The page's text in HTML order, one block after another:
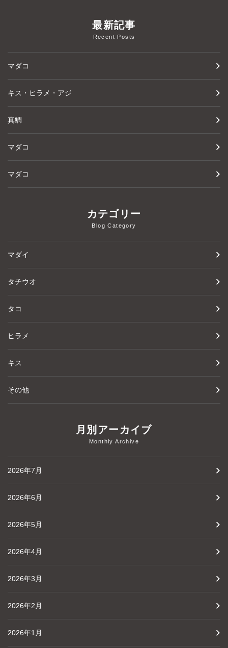
最新記事
Recent Posts
マダコ
キス・ヒラメ・アジ
真鯛
マダコ
マダコ
カテゴリー
Blog Category
マダイ
タチウオ
タコ
ヒラメ
キス
その他
月別アーカイブ
Monthly Archive
2026年7月
2026年6月
2026年5月
2026年4月
2026年3月
2026年2月
2026年1月